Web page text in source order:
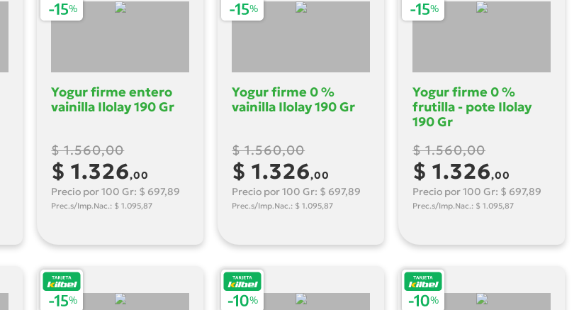
Yogur firme entero
vainilla Ilolay 190 Gr
$ 1.560,00
$ 1.326,00
Precio por 100 Gr: $ 697,89
Prec.s/Imp.Nac.: $ 1.095,87
Yogur firme 0 %
vainilla Ilolay 190 Gr
$ 1.560,00
$ 1.326,00
Precio por 100 Gr: $ 697,89
Prec.s/Imp.Nac.: $ 1.095,87
Yogur firme 0 %
frutilla - pote Ilolay
190 Gr
$ 1.560,00
$ 1.326,00
Precio por 100 Gr: $ 697,89
Prec.s/Imp.Nac.: $ 1.095,87